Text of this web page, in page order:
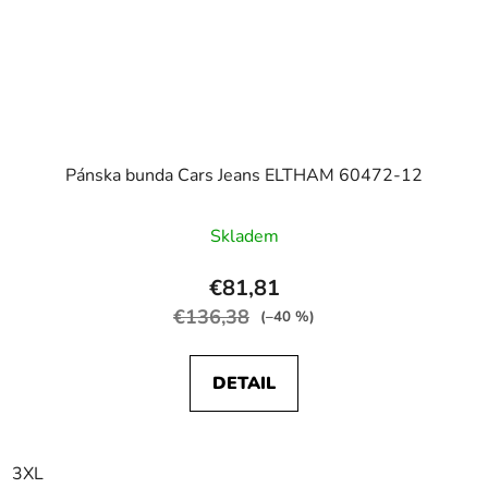
Pánska bunda Cars Jeans ELTHAM 60472-12
Skladem
€81,81
€136,38 (–40 %)
DETAIL
3XL